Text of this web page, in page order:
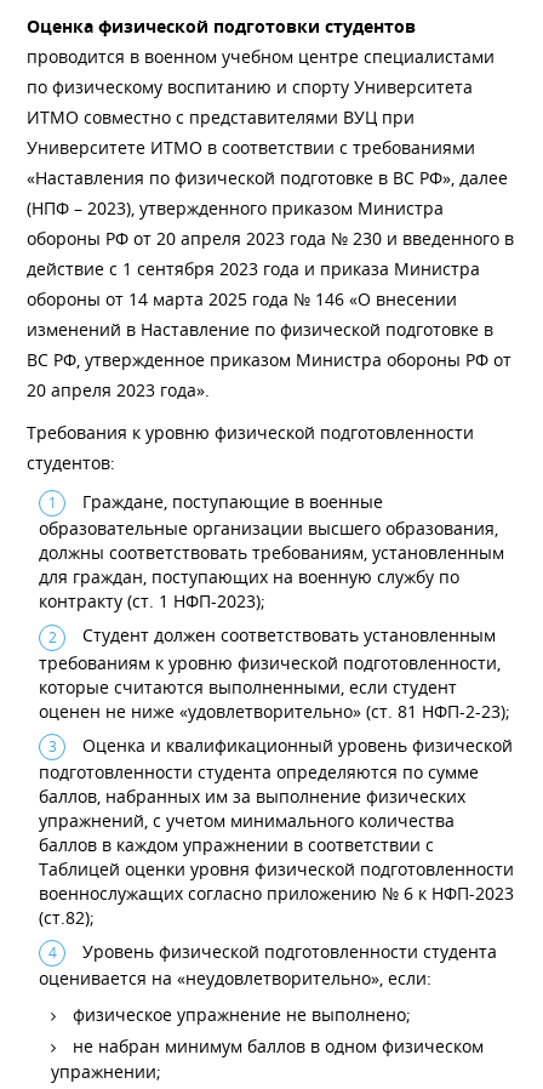
Оценка физической подготовки студентов
проводится в военном учебном центре специалистами
по физическому воспитанию и спорту Университета
ИТМО совместно с представителями ВУЦ при
Университете ИТМО в соответствии с требованиями
«Наставления по физической подготовке в ВС РФ», далее
(НПФ – 2023), утвержденного приказом Министра
обороны РФ от 20 апреля 2023 года № 230 и введенного в
действие с 1 сентября 2023 года и приказа Министра
обороны от 14 марта 2025 года № 146 «О внесении
изменений в Наставление по физической подготовке в
ВС РФ, утвержденное приказом Министра обороны РФ от
20 апреля 2023 года».
Требования к уровню физической подготовленности
студентов:
Граждане, поступающие в военные
образовательные организации высшего образования,
должны соответствовать требованиям, установленным
для граждан, поступающих на военную службу по
контракту (ст. 1 НФП-2023);
Студент должен соответствовать установленным
требованиям к уровню физической подготовленности,
которые считаются выполненными, если студент
оценен не ниже «удовлетворительно» (ст. 81 НФП-2-23);
Оценка и квалификационный уровень физической
подготовленности студента определяются по сумме
баллов, набранных им за выполнение физических
упражнений, с учетом минимального количества
баллов в каждом упражнении в соответствии с
Таблицей оценки уровня физической подготовленности
военнослужащих согласно приложению № 6 к НФП-2023
(ст.82);
Уровень физической подготовленности студента
оценивается на «неудовлетворительно», если:
физическое упражнение не выполнено;
не набран минимум баллов в одном физическом
упражнении;